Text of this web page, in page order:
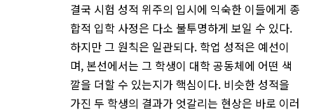
결국 시험 성적 위주의 입시에 익숙한 이들에게 종
합적 입학 사정은 다소 불투명하게 보일 수 있다.
하지만 그 원칙은 일관되다. 학업 성적은 예선이
며, 본선에서는 그 학생이 대학 공동체에 어떤 색
깔을 더할 수 있는지가 핵심이다. 비슷한 성적을
가진 두 학생의 결과가 엇갈리는 현상은 바로 이러